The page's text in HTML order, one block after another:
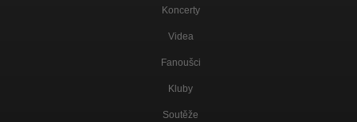
Koncerty
Videa
Fanoušci
Kluby
Soutěže